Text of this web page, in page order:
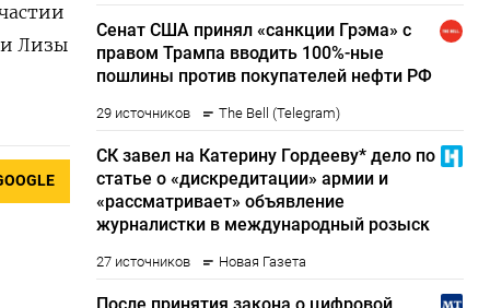
и Лизы